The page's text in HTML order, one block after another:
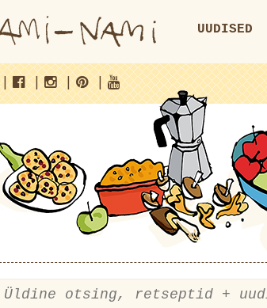
UUDISED
| | | |